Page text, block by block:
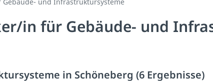
in für Gebäude- und
in Schöneberg (6 Ergebnisse)